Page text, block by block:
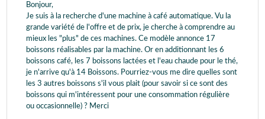
Bonjour,
Je suis à la recherche d'une machine à café automatique. Vu la
grande variété de l'offre et de prix, je cherche à comprendre au
mieux les "plus" de ces machines. Ce modèle annonce 17
boissons réalisables par la machine. Or en additionnant les 6
boissons café, les 7 boissons lactées et l'eau chaude pour le thé,
je n'arrive qu'à 14 Boissons. Pourriez-vous me dire quelles sont
les 3 autres boissons s'il vous plait (pour savoir si ce sont des
boissons qui m'intéressent pour une consommation régulière
ou occasionnelle) ? Merci